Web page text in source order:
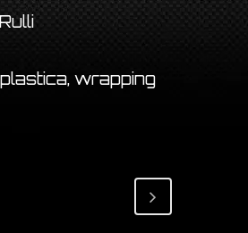
wrapping